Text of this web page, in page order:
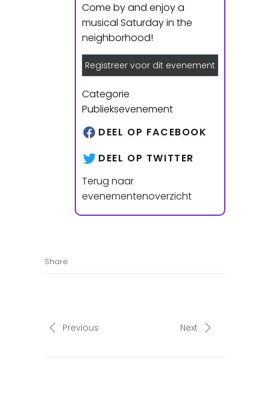
Come by and enjoy a
musical Saturday in the
neighborhood!
Registreer voor dit evenement
Categorie
Publieksevenement
DEEL OP FACEBOOK
DEEL OP TWITTER
Terug naar
evenementenoverzicht
Share
Previous Next